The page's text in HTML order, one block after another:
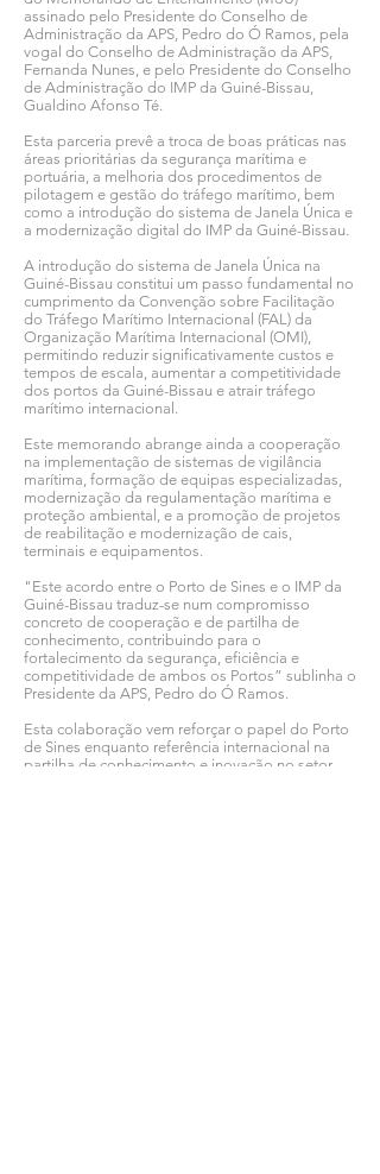
assinado pelo Presidente do Conselho de
Administração da APS, Pedro do Ó Ramos, pela
vogal do Conselho de Administração da APS,
Fernanda Nunes, e pelo Presidente do Conselho
de Administração do IMP da Guiné-Bissau,
Gualdino Afonso Té.
Esta parceria prevê a troca de boas práticas nas
áreas prioritárias da segurança marítima e
portuária, a melhoria dos procedimentos de
pilotagem e gestão do tráfego marítimo, bem
como a introdução do sistema de Janela Única e
a modernização digital do IMP da Guiné-Bissau.
A introdução do sistema de Janela Única na
Guiné-Bissau constitui um passo fundamental no
cumprimento da Convenção sobre Facilitação
do Tráfego Marítimo Internacional (FAL) da
Organização Marítima Internacional (OMI),
permitindo reduzir significativamente custos e
tempos de escala, aumentar a competitividade
dos portos da Guiné-Bissau e atrair tráfego
marítimo internacional.
Este memorando abrange ainda a cooperação
na implementação de sistemas de vigilância
marítima, formação de equipas especializadas,
modernização da regulamentação marítima e
proteção ambiental, e a promoção de projetos
de reabilitação e modernização de cais,
terminais e equipamentos.
"Este acordo entre o Porto de Sines e o IMP da
Guiné-Bissau traduz-se num compromisso
concreto de cooperação e de partilha de
conhecimento, contribuindo para o
fortalecimento da segurança, eficiência e
competitividade de ambos os Portos” sublinha o
Presidente da APS, Pedro do Ó Ramos.
Esta colaboração vem reforçar o papel do Porto
de Sines enquanto referência internacional na
partilha de conhecimento e inovação no setor